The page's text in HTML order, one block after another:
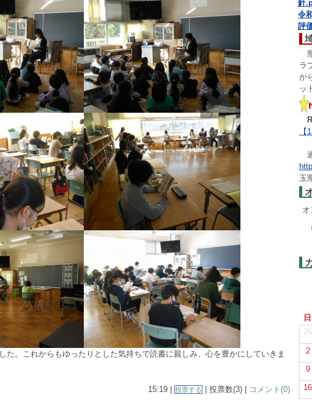
た。これからもゆったりとした気持ちで読書に親しみ、心を豊かにしていきま
15:19 | 投票する | 投票数(3) | コメント(0)
針
令
評
ラ
か
ッ
玉
日
26
2
9
16